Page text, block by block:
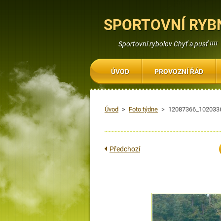
SPORTOVNÍ
Sportovní rybolov Chyť a pusť !!!!
Úvod > Foto týdne >
Předchozí
ÚVOD PROVOZNÍ ŘÁD